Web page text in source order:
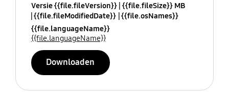
Versie {{file.fileVersion}} {{file.fileSize}} MB
{{file.fileModifiedDate}} {{file.osNames}}
{{file.languageName}}
{{file.languageName}}
Downloaden